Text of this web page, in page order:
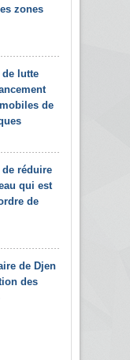
zones
lutte
de
de réduire
qui est
de
de Djen
des